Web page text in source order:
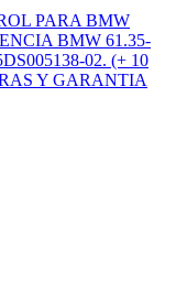
PARA BMW
BMW 61.35-
02. (+ 10
Y GARANTIA